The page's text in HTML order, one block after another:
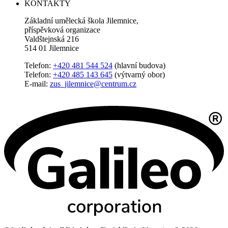
KONTAKTY
Základní umělecká škola Jilemnice,
příspěvková organizace
Valdštejnská 216
514 01 Jilemnice
Telefon: +420 481 544 524 (hlavní budova)
Telefon: +420 485 143 645 (výtvarný obor)
E-mail: zus_jilemnice@centrum.cz